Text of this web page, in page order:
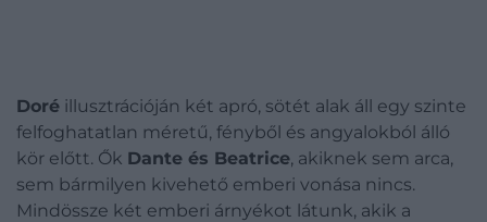
Doré illusztrációján két apró, sötét alak áll egy szinte
felfoghatatlan méretű, fényből és angyalokból álló
kör előtt. Ők Dante és Beatrice, akiknek sem arca,
sem bármilyen kivehető emberi vonása nincs.
Mindössze két emberi árnyékot látunk, akik a